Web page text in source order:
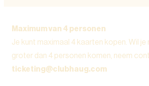
Maximum van 4 personen
Je kunt maximaal 4 kaarten kopen. Wil
groter dan 4 personen komen, neem
ticketing@clubhaug.com